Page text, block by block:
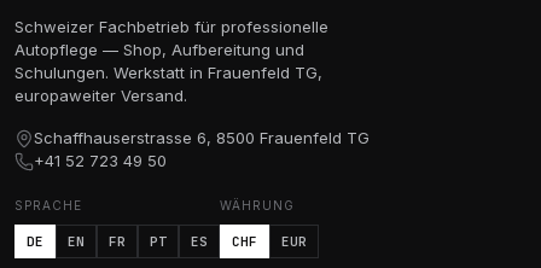
Schweizer Fachbetrieb für professionelle
Autopflege — Shop, Aufbereitung und
Schulungen. Werkstatt in Frauenfeld TG,
europaweiter Versand.
Schaffhauserstrasse 6, 8500 Frauenfeld TG
+41 52 723 49 50
SPRACHE
DE EN FR PT ES
WÄHRUNG
CHF EUR